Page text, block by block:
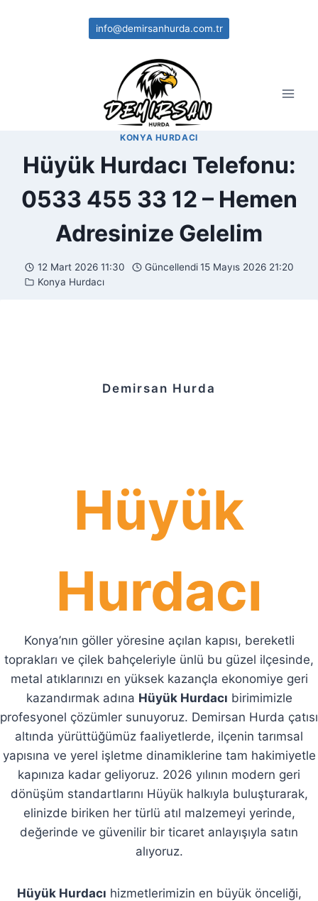
info@demirsanhurda.com.tr
KONYA HURDACI
Hüyük Hurdacı Telefonu:
0533 455 33 12 – Hemen
Adresinize Gelelim
12 Mart 2026 11:30 Güncellendi 15 Mayıs 2026 21:20
Konya Hurdacı
Demirsan Hurda
Hüyük
Hurdacı
Konya’nın göller yöresine açılan kapısı, bereketli
toprakları ve çilek bahçeleriyle ünlü bu güzel ilçesinde,
metal atıklarınızı en yüksek kazançla ekonomiye geri
kazandırmak adına Hüyük Hurdacı birimimizle
profesyonel çözümler sunuyoruz. Demirsan Hurda çatısı
altında yürüttüğümüz faaliyetlerde, ilçenin tarımsal
yapısına ve yerel işletme dinamiklerine tam hakimiyetle
kapınıza kadar geliyoruz. 2026 yılının modern geri
dönüşüm standartlarını Hüyük halkıyla buluşturarak,
elinizde biriken her türlü atıl malzemeyi yerinde,
değerinde ve güvenilir bir ticaret anlayışıyla satın
alıyoruz.
Hüyük Hurdacı hizmetlerimizin en büyük önceliği,